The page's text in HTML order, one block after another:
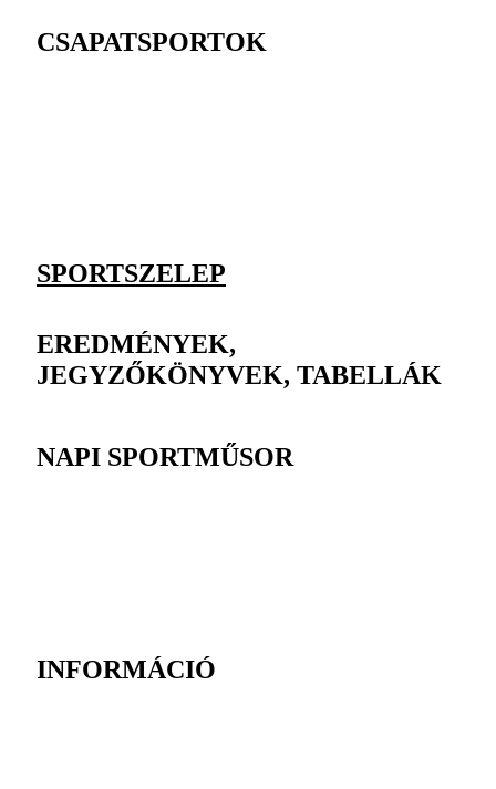
CSAPATSPORTOK
SPORTSZELEP
EREDMÉNYEK,
JEGYZŐKÖNYVEK, TABELLÁK
NAPI SPORTMŰSOR
INFORMÁCIÓ